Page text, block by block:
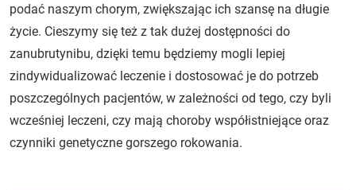
podać naszym chorym, zwiększając ich szansę na długie
życie. Cieszymy się też z tak dużej dostępności do
zanubrutynibu, dzięki temu będziemy mogli lepiej
zindywidualizować leczenie i dostosować je do potrzeb
poszczególnych pacjentów, w zależności od tego, czy byli
wcześniej leczeni, czy mają choroby współistniejące oraz
czynniki genetyczne gorszego rokowania.